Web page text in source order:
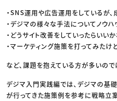
プロフェッショナル×
・SNS運用や広告運用をしているが
・デジマの様々な手法についてノウ
・どうサイト改善をしていったらいい
・マーケティング施策を打ってみたけ
など、課題を抱えている方が多いので
デジマ入門実践編では、デジマの基
が行ってきた施策例を参考に戦略立